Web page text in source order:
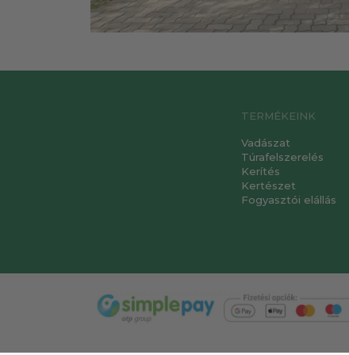
TERMÉKEINK
Vadászat
Túrafelszerelés
Kerítés
Kertészet
Fogyasztói elállás